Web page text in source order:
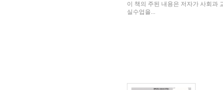
이 책의 주된 내용은 저자가 사회과
실수업을...